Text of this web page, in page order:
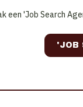
een 'Job Search
'JOB